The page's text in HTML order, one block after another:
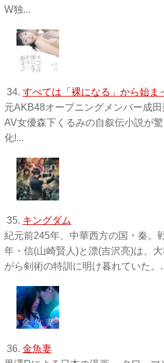
W独 ...
34. すべては「裸になる」から始ま
元AKB48オープニングメンバー成
AV女優森下くるみの自叙伝小説が
化!...
35. キングダム
紀元前245年、中華西方の国・秦。
年・信(山崎賢人)と漂(吉沢亮)は、
がら剣術の特訓に明け暮れていた。
36. 金魚妻